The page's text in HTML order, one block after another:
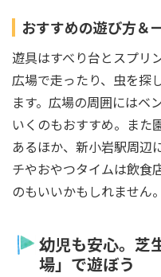
おすすめの遊び方＆
遊具はすべり台とスプリ
広場で走ったり、虫を探
ます。広場の周囲にはベ
いくのもおすすめ。また
あるほか、新小岩駅周辺
チやおやつタイムは飲食
のもいいかもしれません。
幼児も安心。芝
場」で遊ぼう